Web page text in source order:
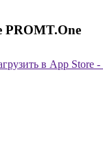
PROMT.One